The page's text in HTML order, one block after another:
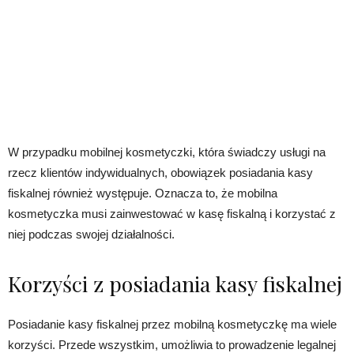
W przypadku mobilnej kosmetyczki, która świadczy usługi na
rzecz klientów indywidualnych, obowiązek posiadania kasy
fiskalnej również występuje. Oznacza to, że mobilna
kosmetyczka musi zainwestować w kasę fiskalną i korzystać z
niej podczas swojej działalności.
Korzyści z posiadania kasy fiskalnej
Posiadanie kasy fiskalnej przez mobilną kosmetyczkę ma wiele
korzyści. Przede wszystkim, umożliwia to prowadzenie legalnej